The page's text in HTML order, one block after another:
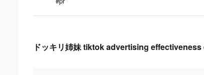
ドッキリ姉妹 tiktok advertising effectiveness